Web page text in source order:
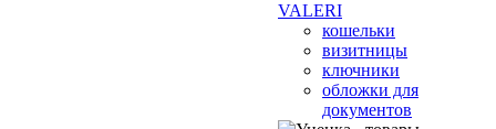
VALERI
кошельки
визитницы
ключники
обложки для
документов